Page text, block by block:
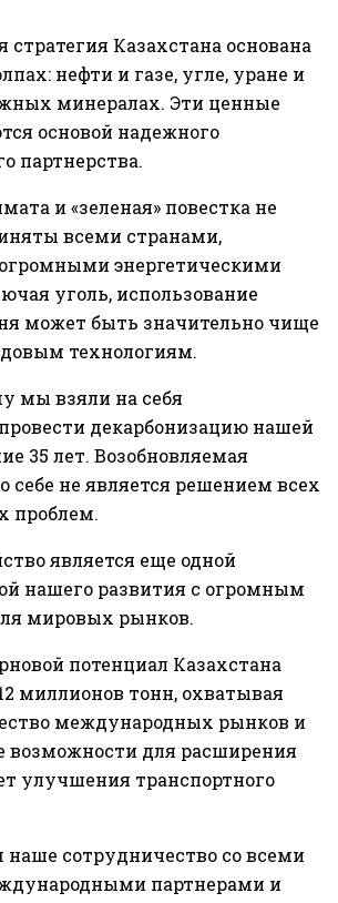
стратегия Казахстана основана
нефти и газе, угле, уране и
минералах. Эти ценные
основой надежного
партнерства.
и «зеленая» повестка не
всеми странами,
энергетическими
уголь, использование
может быть значительно чище
технологиям.
мы взяли на себя
декарбонизацию нашей
35 лет. Возобновляемая
себе не является решением всех
проблем.
является еще одной
нашего развития с огромным
мировых рынков.
потенциал Казахстана
миллионов тонн, охватывая
международных рынков и
возможности для расширения
улучшения транспортного
сотрудничество со всеми
партнерами и